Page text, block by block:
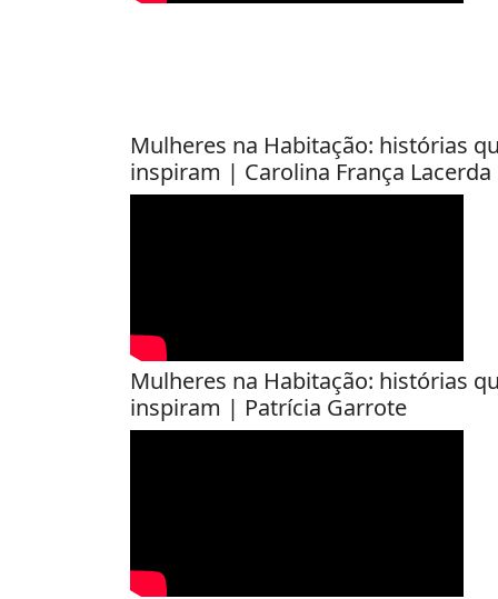
Mulheres na Habitação: histórias
inspiram | Carolina França Lacerda
Mulheres na Habitação: histórias
inspiram | Patrícia Garrote